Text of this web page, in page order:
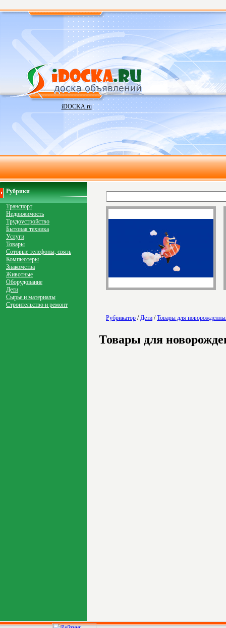
iDOCKA.ru
Рубрики
Транспорт
Недвижимость
Трудоустройство
Бытовая техника
Услуги
Товары
Сотовые телефоны, связь
Компьютеры
Знакомства
Животные
Оборудование
Дети
Сырье и материалы
Строительство и ремонт
Рубрикатор /Дети /Товары для
Товары для